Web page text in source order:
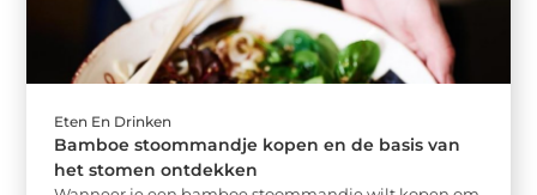
Eten En Drinken
Bamboe stoommandje kopen en de basis van
het stomen ontdekken